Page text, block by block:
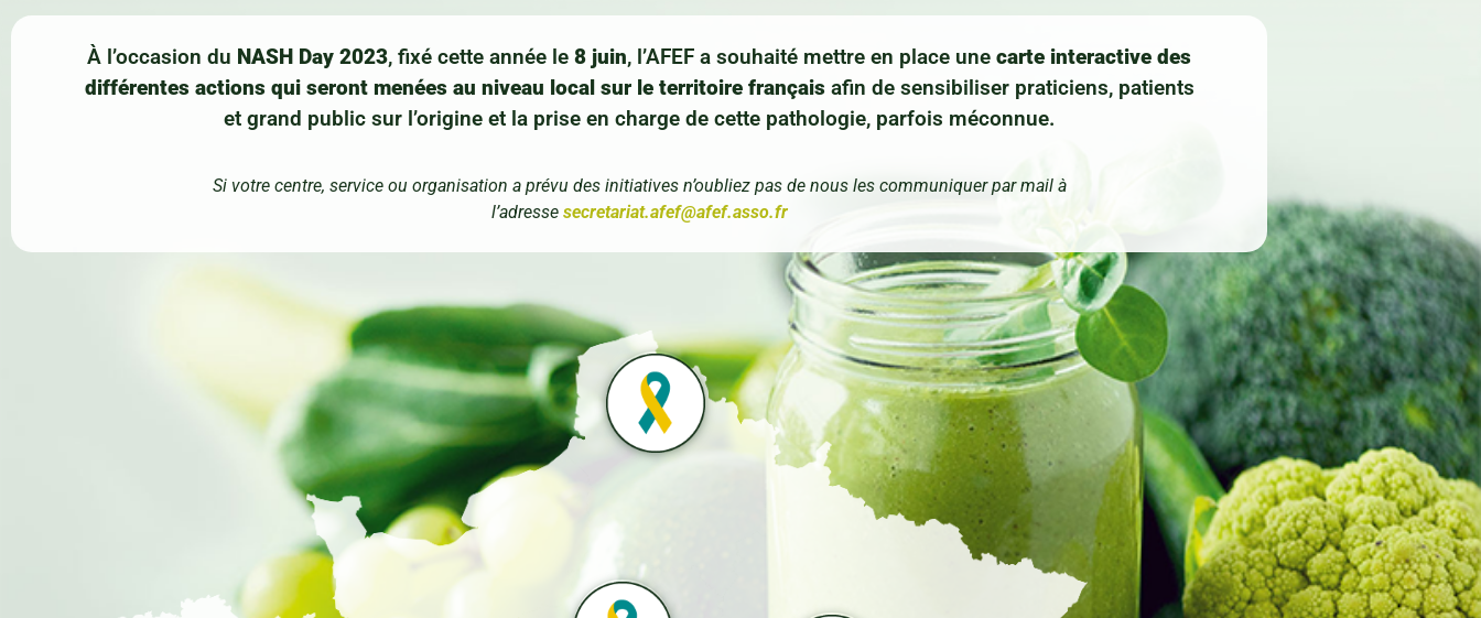
À l’occasion du NASH Day 2023, fixé cette année le 8 juin, l’AFEF a souhaité mettre en place une carte interactive des
différentes actions qui seront menées au niveau local sur le territoire français afin de sensibiliser praticiens, patients
et grand public sur l’origine et la prise en charge de cette pathologie, parfois méconnue.
Si votre centre, service ou organisation a prévu des initiatives n’oubliez pas de nous les communiquer par mail à
l’adresse secretariat.afef@afef.asso.fr